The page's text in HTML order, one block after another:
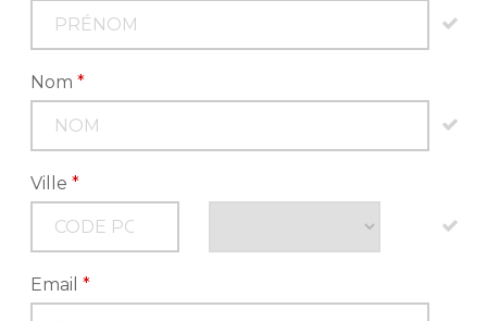
Nom*
Ville*
Email*